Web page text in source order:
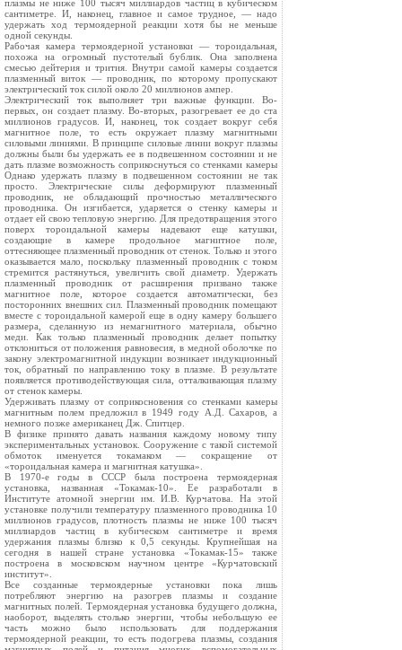
плазмы не ниже 100 тысяч миллиардов частиц в кубическом
сантиметре. И, наконец, главное и самое трудное, — надо
удержать ход термоядерной реакции хотя бы не меньше
одной секунды.
Рабочая камера термоядерной установки — тороидальная,
похожа на огромный пустотелый бублик. Она заполнена
смесью дейтерия и трития. Внутри самой камеры создается
плазменный виток — проводник, по которому пропускают
электрический ток силой около 20 миллионов ампер.
Электрический ток выполняет три важные функции. Во-
первых, он создает плазму. Во-вторых, разогревает ее до ста
миллионов градусов. И, наконец, ток создает вокруг себя
магнитное поле, то есть окружает плазму магнитными
силовыми линиями. В принципе силовые линии вокруг плазмы
должны были бы удержать ее в подвешенном состоянии и не
дать плазме возможность соприкоснуться со стенками камеры
Однако удержать плазму в подвешенном состоянии не так
просто. Электрические силы деформируют плазменный
проводник, не обладающий прочностью металлического
проводника. Он изгибается, ударяется о стенку камеры и
отдает ей свою тепловую энергию. Для предотвращения этого
поверх тороидальной камеры надевают еще катушки,
создающие в камере продольное магнитное поле,
оттесняющее плазменный проводник от стенок. Только и этого
оказывается мало, поскольку плазменный проводник с током
стремится растянуться, увеличить свой диаметр. Удержать
плазменный проводник от расширения призвано также
магнитное поле, которое создается автоматически, без
посторонних внешних сил. Плазменный проводник помещают
вместе с тороидальной камерой еще в одну камеру большего
размера, сделанную из немагнитного материала, обычно
меди. Как только плазменный проводник делает попытку
отклониться от положения равновесия, в медной оболочке по
закону электромагнитной индукции возникает индукционный
ток, обратный по направлению току в плазме. В результате
появляется противодействующая сила, отталкивающая плазму
от стенок камеры.
Удерживать плазму от соприкосновения со стенками камеры
магнитным полем предложил в 1949 году А.Д. Сахаров, а
немного позже американец Дж. Спитцер.
В физике принято давать названия каждому новому типу
экспериментальных установок. Сооружение с такой системой
обмоток именуется токамаком — сокращение от
«тороидальная камера и магнитная катушка».
В 1970-е годы в СССР была построена термоядерная
установка, названная «Токамак-10». Ее разработали в
Институте атомной энергии им. И.В. Курчатова. На этой
установке получили температуру плазменного проводника 10
миллионов градусов, плотность плазмы не ниже 100 тысяч
миллиардов частиц в кубическом сантиметре и время
удержания плазмы близко к 0,5 секунды. Крупнейшая на
сегодня в нашей стране установка «Токамак-15» также
построена в московском научном центре «Курчатовский
институт».
Все созданные термоядерные установки пока лишь
потребляют энергию на разогрев плазмы и создание
магнитных полей. Термоядерная установка будущего должна,
наоборот, выделять столько энергии, чтобы небольшую ее
часть можно было использовать для поддержания
термоядерной реакции, то есть подогрева плазмы, создания